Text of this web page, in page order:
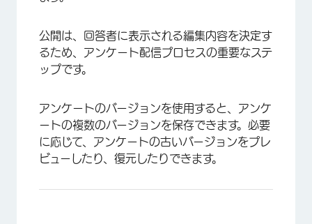
他のプロジェクトタイプでのアンケート調査の復
360、エンゲージメント、およびその他の
Employee Experienceプロジェクトの違い
公開は、回答者に表示される編集内容を決定す
るため、アンケート配信プロセスの重要なステ
ップです。
アンケートのバージョンを使用すると、アンケ
ートの複数のバージョンを保存できます。必要
に応じて、アンケートの古いバージョンをプレ
ビューしたり、復元したりできます。